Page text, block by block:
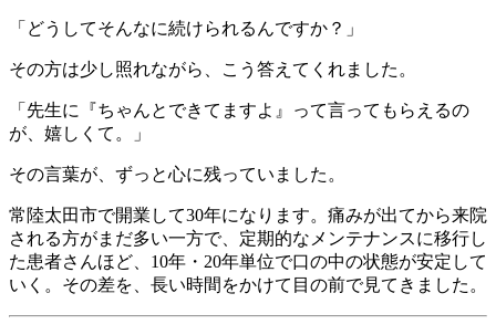
「どうしてそんなに続けられるんですか？」
その方は少し照れながら、こう答えてくれました。
「先生に『ちゃんとできてますよ』って言ってもらえるの
が、嬉しくて。」
その言葉が、ずっと心に残っていました。
常陸太田市で開業して30年になります。痛みが出てから来院
される方がまだ多い一方で、定期的なメンテナンスに移行し
た患者さんほど、10年・20年単位で口の中の状態が安定して
いく。その差を、長い時間をかけて目の前で見てきました。